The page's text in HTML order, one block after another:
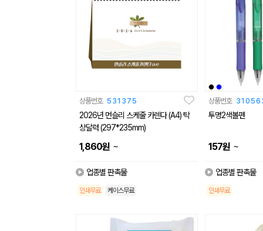
상품번호 531375
2026년 먼슬리 스케줄 카렌다 (A4) 탁
상달력 (297*235mm)
1,860원 ~
업종별 판촉물
인쇄무료 케이스무료
상품번호
투명2색볼펜
157원 ~
업종별 판촉물
인쇄무료